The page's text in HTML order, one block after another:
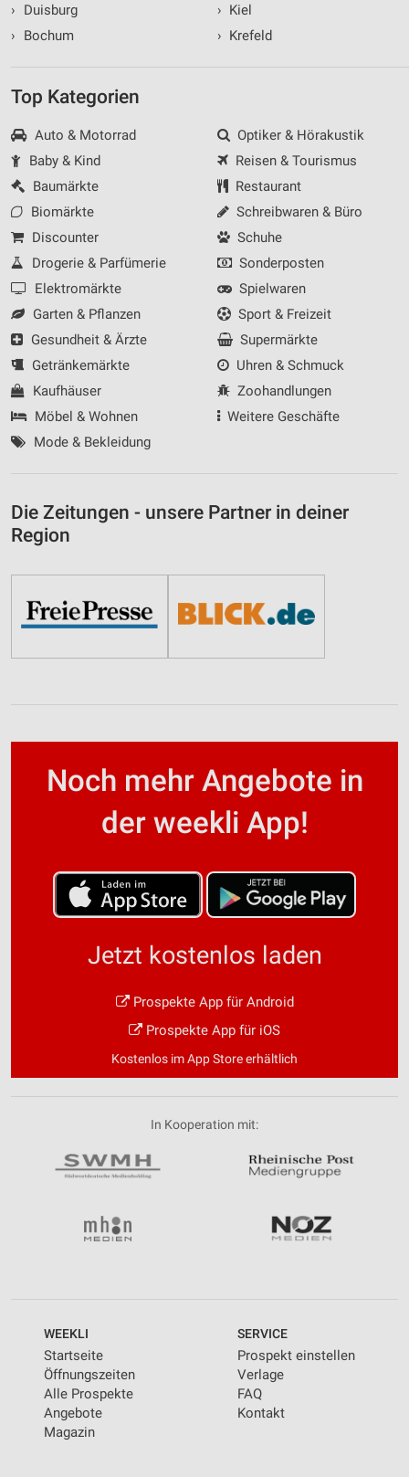
›
Duisburg
›
Bochum
› Kiel
› Krefeld
Top Kategorien
Auto & Motorrad
Baby & Kind
Baumärkte
Biomärkte
Discounter
Drogerie & Parfümerie
Elektromärkte
Garten & Pflanzen
Gesundheit & Ärzte
Getränkemärkte
Kaufhäuser
Möbel & Wohnen
Mode & Bekleidung
Optiker & Hörakustik
Reisen & Tourismus
Restaurant
Schreibwaren & Büro
Schuhe
Sonderposten
Spielwaren
Sport & Freizeit
Supermärkte
Uhren & Schmuck
Zoohandlungen
Weitere Geschäfte
Die Zeitungen - unsere Partner in deiner
Region
Noch mehr Angebote in
der weekli App!
Jetzt kostenlos laden
Prospekte App für Android
Prospekte App für iOS
Kostenlos im App Store erhältlich
In Kooperation mit:
WEEKLI
Startseite
Öffnungszeiten
Alle Prospekte
Angebote
Magazin
SERVICE
Prospekt einstellen
Verlage
FAQ
Kontakt